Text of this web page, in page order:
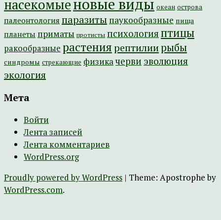
насекомыеновые виды океан острова
палеонтология паразиты паукообразные пища
планеты приматы протисты психология птицы
ракообразные растениярептилиирыбы
синдромы стрекающие физикачерви эволюция
экология
Мета
Войти
Лента записей
Лента комментариев
WordPress.org
Proudly powered by WordPress | Theme: Apostrophe by
WordPress.com.